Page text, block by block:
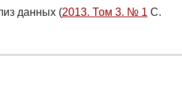
данных (2013. Том 3. № 1 С.